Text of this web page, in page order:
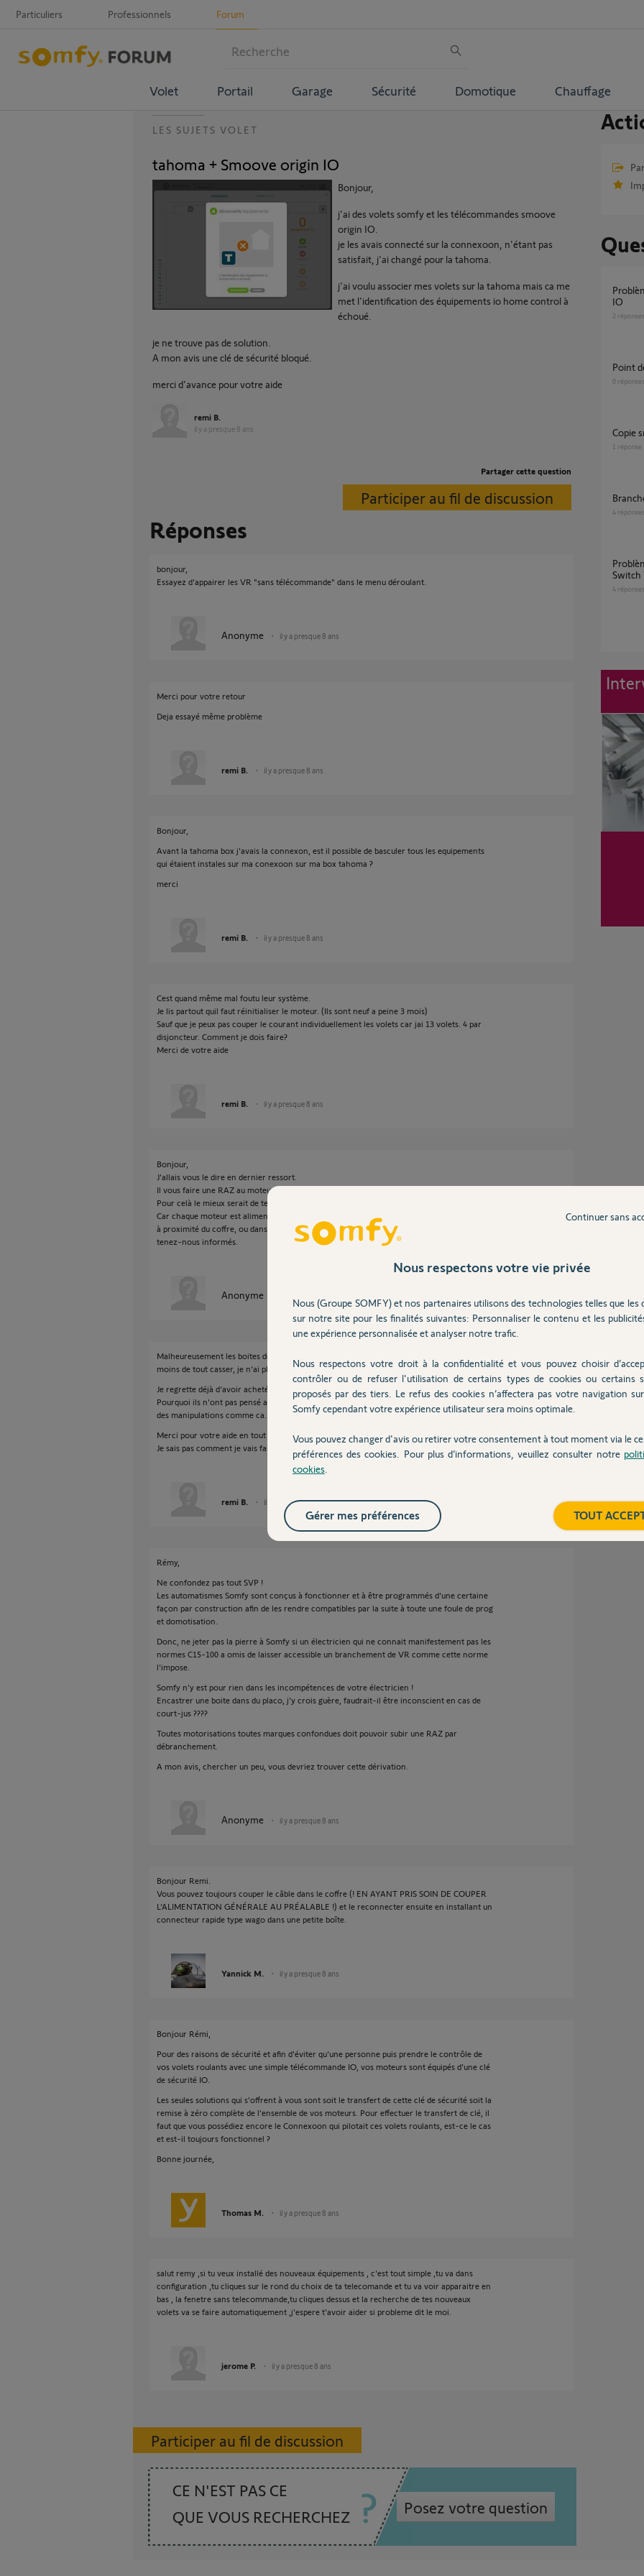
Particuliers Professionnels Forum
Volet Portail Garage Sécurité Domotique Chauffage
LES SUJETS VOLET
tahoma + Smoove origin IO
Bonjour,
j'ai des volets somfy et les télécommandes smoove
origin IO.
je les avais connecté sur la connexoon, n'étant pas
satisfait, j'ai changé pour la tahoma.
j'ai voulu associer mes volets sur la tahoma mais ca me
met l'identification des équipements io home control à
échoué.
je ne trouve pas de solution.
A mon avis une clé de sécurité bloqué.
merci d'avance pour votre aide
remi B.
il y a presque 8 ans
Partager cette question
Participer au fil de discussion
Réponses
bonjour,
Essayez d'appairer les VR "sans télécommande" dans le menu déroulant.
Anonyme il y a presque 8 ans
Merci pour votre retour
Deja essayé même problème
remi B. il y a presque 8 ans
Bonjour,
Avant la tahoma box j'avais la connexon, est il possible de basculer tous les equipements
qui étaient instales sur ma conexoon sur ma box tahoma ?
merci
remi B. il y a presque 8 ans
Cest quand même mal foutu leur système.
Je lis partout quil faut réinitialiser le moteur. (Ils sont neuf a peine 3 mois)
Sauf que je peux pas couper le courant individuellement les volets car jai 13 volets. 4 par
disjoncteur. Comment je dois faire?
Merci de votre aide
remi B. il y a presque 8 ans
Bonjour,
J'allais vous le dire en dernier ressort.
Il vous faire une RAZ au moteur pour pouvoir le réinitialiser.
Pour celà le mieux serait de tester sur un seul VR en le débranchant de sa dérivation.
Car chaque moteur est alimenté via une dérivation, souvent on la trouve sous un couvercle
à proximité du coffre, ou dans le coffre.
tenez-nous informés.
Anonyme
Malheureusement les boites de dérivation on été mise derriere le placo par l'installateur. A
moins de tout casser, je n'ai plus acces a cette boite.
Je regrette déjà d'avoir acheté du somfy.
Pourquoi ils n'ont pas pensé a un interrupteur dans le coffre du volet si on a besoin de faire
des manipulations comme ca.
Merci pour votre aide en tout cas.
Je sais pas comment je vais faire pour pouvoir couper le courant d'un seul volet
remi B. il y a presque 8 ans
Rémy,
Ne confondez pas tout SVP !
Les automatismes Somfy sont conçus à fonctionner et à être programmés d'une certaine
façon par construction afin de les rendre compatibles par la suite à toute une foule de prog
et domotisation.
Donc, ne jeter pas la pierre à Somfy si un électricien qui ne connait manifestement pas les
normes C15-100 a omis de laisser accessible un branchement de VR comme cette norme
l'impose.
Somfy n'y est pour rien dans les incompétences de votre électricien !
Encastrer une boite dans du placo, j'y crois guère, faudrait-il être inconscient en cas de
court-jus ????
Toutes motorisations toutes marques confondues doit pouvoir subir une RAZ par
débranchement.
A mon avis, chercher un peu, vous devriez trouver cette dérivation.
Anonyme il y a presque 8 ans
Bonjour Remi.
Vous pouvez toujours couper le câble dans le coffre (! EN AYANT PRIS SOIN DE COUPER
L’ALIMENTATION GÉNÉRALE AU PRÉALABLE !) et le reconnecter ensuite en installant un
connecteur rapide type wago dans une petite boîte.
Yannick M. il y a presque 8 ans
Bonjour Rémi,
Pour des raisons de sécurité et afin d'éviter qu'une personne puis prendre le contrôle de
vos volets roulants avec une simple télécommande IO, vos moteurs sont équipés d'une clé
de sécurité IO.
Les seules solutions qui s'offrent à vous sont soit le transfert de cette clé de sécurité soit la
remise à zéro complète de l'ensemble de vos moteurs. Pour effectuer le transfert de clé, il
faut que vous possédiez encore le Connexoon qui pilotait ces volets roulants, est-ce le cas
et est-il toujours fonctionnel ?
Bonne journée,
Thomas M. il y a presque 8 ans
salut remy ,si tu veux installé des nouveaux équipements , c'est tout simple ,tu va dans
configuration ,tu cliques sur le rond du choix de ta telecomande et tu va voir apparaitre en
bas , la fenetre sans telecommande,tu cliques dessus et la recherche de tes nouveaux
volets va se faire automatiquement ,j'espere t'avoir aider si probleme dit le moi.
jerome P. il y a presque 8 ans
Participer au fil de discussion
CE N'EST PAS CE
QUE VOUS RECHERCHEZ
Posez votre question
Problème avec la Tahoma et Smoove Origin
IO
2 réponses
Point
0 réponses
copie
1 réponse
4 réponses
Problème ajout SMOOVE IO sur Tahoma
Switch
4 réponses
Nous respectons votre vie privée
Nous (Groupe SOMFY) et nos partenaires utilisons des technologies telles que les
sur notre site pour les finalités suivantes: Personnaliser le contenu et les
une expérience personnalisée et analyser notre trafic.
Nous respectons votre droit à la confidentialité et vous pouvez choisir
contrôler ou de refuser l'utilisation de certains types de cookies ou certains
proposés par des tiers. Le refus des cookies n’affectera pas votre navigation
Somfy cependant votre expérience utilisateur sera moins optimale.
Vous pouvez changer d'avis ou retirer votre consentement à tout moment via le
préférences des cookies. Pour plus d’informations, veuillez consulter notre
cookies
Continuer sans
TOUT
Gérer mes préférences